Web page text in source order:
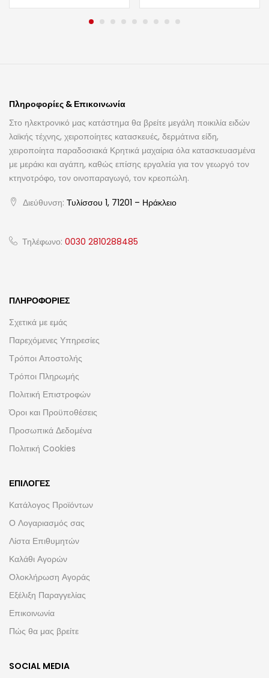
Πληροφορίες & Επικοινωνία
Στο ηλεκτρονικό μας κατάστημα θα βρείτε μεγάλη ποικιλία ειδών
λαϊκής τέχνης, χειροποίητες κατασκευές, δερμάτινα είδη,
χειροποίητα παραδοσιακά Κρητικά μαχαίρια όλα κατασκευασμένα
με μεράκι και αγάπη, καθώς επίσης εργαλεία για τον γεωργό τον
κτηνοτρόφο, τον οινοπαραγωγό, τον κρεοπώλη.
Διεύθυνση: Τυλίσσου 1, 71201 – Ηράκλειο
Τηλέφωνο: 0030 2810288485
ΠΛΗΡΟΦΟΡΊΕΣ
Σχετικά με εμάς
Παρεχόμενες Υπηρεσίες
Τρόποι Αποστολής
Τρόποι Πληρωμής
Πολιτική Επιστροφών
Όροι και Προϋποθέσεις
Προσωπικά Δεδομένα
Πολιτική Cookies
ΕΠΙΛΟΓΈΣ
Κατάλογος Προϊόντων
Ο Λογαριασμός σας
Λίστα Επιθυμητών
Καλάθι Αγορών
Ολοκλήρωση Αγοράς
Εξέλιξη Παραγγελίας
Επικοινωνία
Πώς θα μας βρείτε
SOCIAL MEDIA